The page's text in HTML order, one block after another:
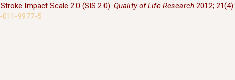
Impact Scale 2.0 (SIS 2.0). Quality of Life Research2012; 21(4):
011-9977-5